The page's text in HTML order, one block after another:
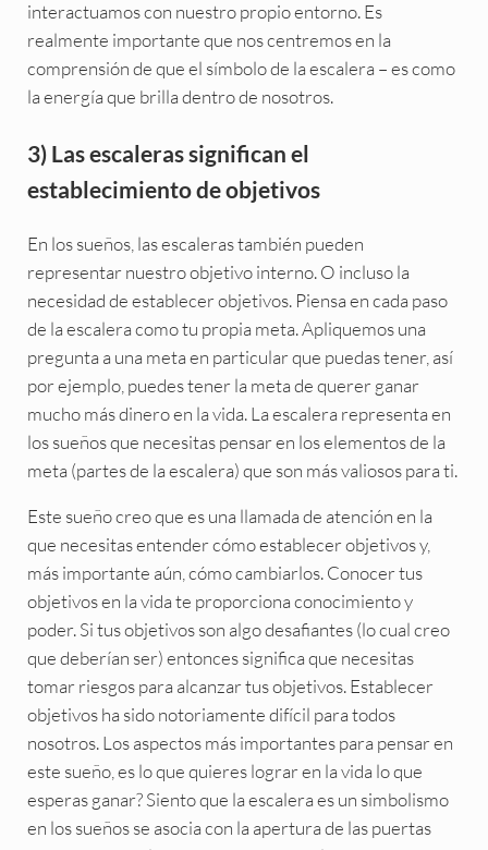
interactuamos con nuestro propio entorno. Es
realmente importante que nos centremos en la
comprensión de que el símbolo de la escalera – es como
la energía que brilla dentro de nosotros.
3) Las escaleras significan el
establecimiento de objetivos
En los sueños, las escaleras también pueden
representar nuestro objetivo interno. O incluso la
necesidad de establecer objetivos. Piensa en cada paso
de la escalera como tu propia meta. Apliquemos una
pregunta a una meta en particular que puedas tener, así
por ejemplo, puedes tener la meta de querer ganar
mucho más dinero en la vida. La escalera representa en
los sueños que necesitas pensar en los elementos de la
meta (partes de la escalera) que son más valiosos para ti.
Este sueño creo que es una llamada de atención en la
que necesitas entender cómo establecer objetivos y,
más importante aún, cómo cambiarlos. Conocer tus
objetivos en la vida te proporciona conocimiento y
poder. Si tus objetivos son algo desafiantes (lo cual creo
que deberían ser) entonces significa que necesitas
tomar riesgos para alcanzar tus objetivos. Establecer
objetivos ha sido notoriamente difícil para todos
nosotros. Los aspectos más importantes para pensar en
este sueño, es lo que quieres lograr en la vida lo que
esperas ganar? Siento que la escalera es un simbolismo
en los sueños se asocia con la apertura de las puertas